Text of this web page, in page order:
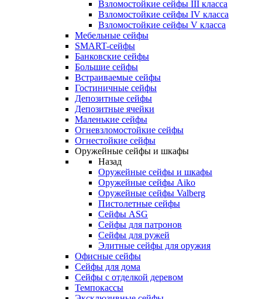
Взломостойкие сейфы III класса
Взломостойкие сейфы IV класса
Взломостойкие сейфы V класса
Мебельные сейфы
SMART-сейфы
Банковские сейфы
Большие сейфы
Встраиваемые сейфы
Гостиничные сейфы
Депозитные сейфы
Депозитные ячейки
Маленькие сейфы
Огневзломостойкие сейфы
Огнестойкие сейфы
Оружейные сейфы и шкафы
Назад
Оружейные сейфы и шкафы
Оружейные сейфы Aiko
Оружейные сейфы Valberg
Пистолетные сейфы
Сейфы ASG
Сейфы для патронов
Сейфы для ружей
Элитные сейфы для оружия
Офисные сейфы
Сейфы для дома
Сейфы с отделкой деревом
Темпокассы